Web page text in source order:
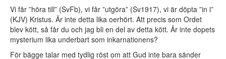
Vi får ”höra till” (SvFb), vi får ”utgöra” (Sv1917), vi är döpta ”in i”
(KJV) Kristus. Är inte detta lika oerhört. Att precis som Ordet
blev kött, så får du och jag bli en del av detta kött. Är inte dopets
mysterium lika underbart som inkarnationens?
För bägge talar med tydlig röst om att Gud inte bara sänder